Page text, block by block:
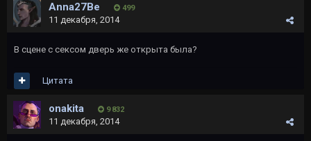
Anna27Be 499
11 декабря, 2014
В сцене с сексом дверь же открыта была?
Цитата
onakita 9 832
11 декабря, 2014